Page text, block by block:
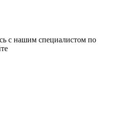
с нашим специалистом по